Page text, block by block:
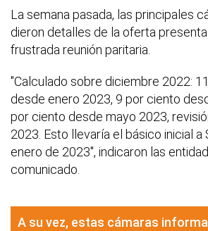
La semana pasada, las principales
dieron detalles de la oferta
frustrada reunión paritaria.
"Calculado sobre diciembre 2022:
desde enero 2023, 9 por ciento
por ciento desde mayo 2023,
2023. Esto llevaría el básico inicial a
enero de 2023", indicaron las
comunicado.
A su vez, estas cámaras